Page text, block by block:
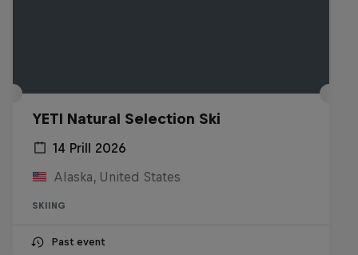
YETI Natural Selection Ski
14 Prill 2026
Alaska, United States
SKIING
Past event